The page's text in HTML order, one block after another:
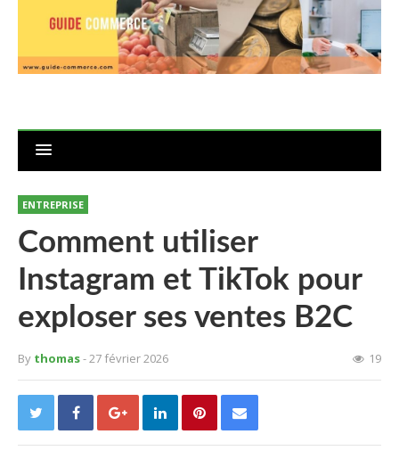
ENTREPRISE
Comment utiliser
Instagram et TikTok pour
exploser ses ventes B2C
By thomas- 27 février 2026 19